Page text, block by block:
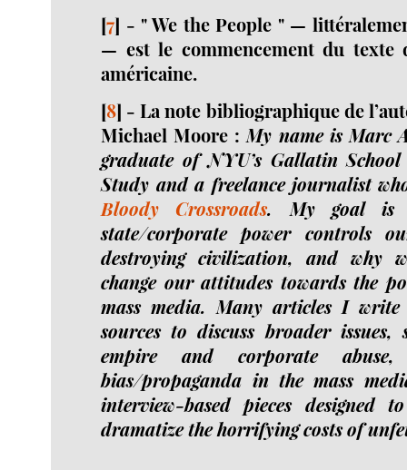
[7] - " We the People " —
— est le commencement du texte
américaine.
[8] -La note bibliographique de
Michael Moore :My name is Marc
graduate of NYU’s Gallatin
Study and a freelance journalist
Bloody Crossroads. My goal is
state/corporate power controls
destroying civilization, and why
change our attitudes towards the
mass media. Many articles I
sources to discuss broader issues,
empire and corporate abuse,
bias/propaganda in the mass
interview-based pieces designed
dramatize the horrifying costs of